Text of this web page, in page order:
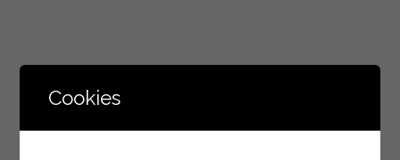
Cookies